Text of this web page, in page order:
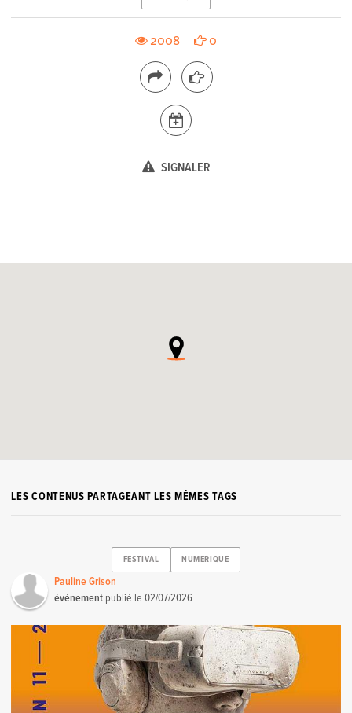
2008 0
SIGNALER
LES CONTENUS PARTAGEANT LES MÊMES TAGS
FESTIVAL NUMERIQUE
Pauline Grison
événement publié le02/07/2026